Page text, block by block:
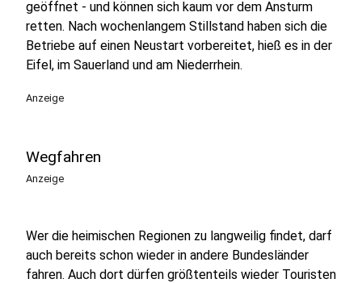
geöffnet - und können sich kaum vor dem Ansturm
retten. Nach wochenlangem Stillstand haben sich die
Betriebe auf einen Neustart vorbereitet, hieß es in der
Eifel, im Sauerland und am Niederrhein.
Anzeige
Wegfahren
Anzeige
Wer die heimischen Regionen zu langweilig findet, darf
auch bereits schon wieder in andere Bundesländer
fahren. Auch dort dürfen größtenteils wieder Touristen